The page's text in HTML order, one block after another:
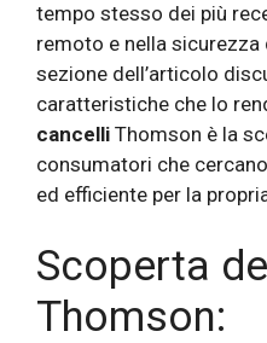
tempo stesso dei più
remoto e nella
sezione dell’articolo
caratteristiche che lo
cancelli Thomson è la
consumatori che
ed efficiente per la
Scoperta
Thomson: